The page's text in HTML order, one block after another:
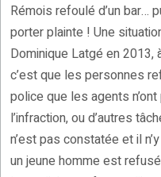
Rémois refoulé d’un bar…
porter plainte ! Une
Dominique Latgé en 2013,
c’est que les personnes
police que les agents
l’infraction, ou d’autres
n’est pas constatée et il
un jeune homme est